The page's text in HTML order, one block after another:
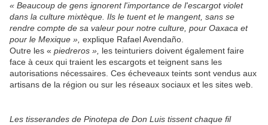
« Beaucoup de gens ignorent l'importance de l'escargot violet
dans la culture mixtèque. Ils le tuent et le mangent, sans se
rendre compte de sa valeur pour notre culture, pour Oaxaca et
pour le Mexique », explique Rafael Avendaño.
Outre les « piedreros », les teinturiers doivent également faire
face à ceux qui traient les escargots et teignent sans les
autorisations nécessaires. Ces écheveaux teints sont vendus aux
artisans de la région ou sur les réseaux sociaux et les sites web.
Les tisserandes de Pinotepa de Don Luis tissent chaque fil